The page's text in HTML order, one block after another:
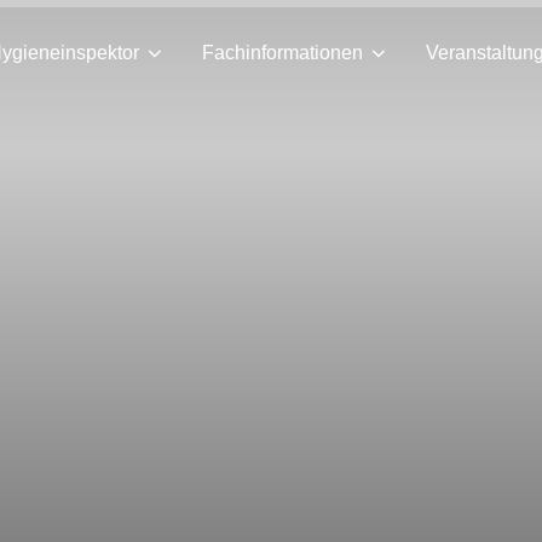
Fachinformationen